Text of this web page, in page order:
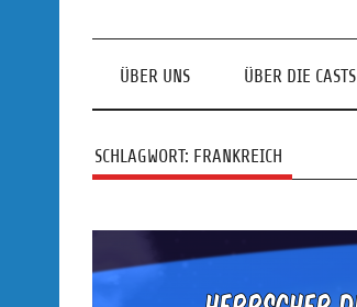
ÜBER UNS ÜBER DIE CASTS
SCHLAGWORT: FRANKREICH